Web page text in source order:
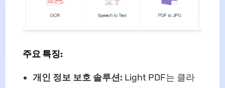
주요 특징:
개인 정보 보호 솔루션: Light PDF는 클라